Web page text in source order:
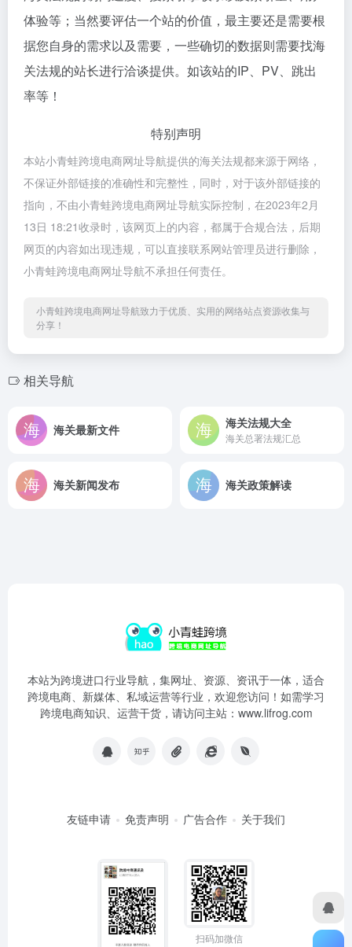
体验等；当然要评估一个站的价值，最主要还是需要根
据您自身的需求以及需要，一些确切的数据则需要找海
关法规的站长进行洽谈提供。如该站的IP、PV、跳出
率等！
特别声明
本站小青蛙跨境电商网址导航提供的海关法规都来源于网络，
不保证外部链接的准确性和完整性，同时，对于该外部链接的
指向，不由小青蛙跨境电商网址导航实际控制，在2023年2月
13日 18:21收录时，该网页上的内容，都属于合规合法，后期
网页的内容如出现违规，可以直接联系网站管理员进行删除，
小青蛙跨境电商网址导航不承担任何责任。
小青蛙跨境电商网址导航致力于优质、实用的网络站点资源收集与
分享！
相关导航
海关最新文件 海关法规大全
海关总署法规汇总
海关新闻发布 海关政策解读
本站为跨境进口行业导航，集网址、资源、资讯于一体，适合
跨境电商、新媒体、私域运营等行业，欢迎您访问！如需学习
跨境电商知识、运营干货，请访问主站：www.lifrog.com
友链申请 免责声明 广告合作 关于我们
扫码加微信